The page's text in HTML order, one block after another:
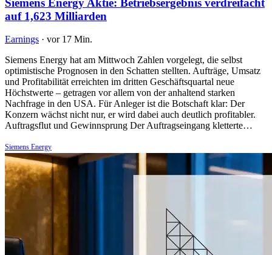
auf 1,623 Milliarden
Earnings · vor 17 Min.
Siemens Energy hat am Mittwoch Zahlen vorgelegt, die selbst
optimistische Prognosen in den Schatten stellten. Aufträge, Umsatz
und Profitabilität erreichten im dritten Geschäftsquartal neue
Höchstwerte – getragen vor allem von der anhaltend starken
Nachfrage in den USA. Für Anleger ist die Botschaft klar: Der
Konzern wächst nicht nur, er wird dabei auch deutlich profitabler.
Auftragsflut und Gewinnsprung Der Auftragseingang kletterte…
Siemens Energy